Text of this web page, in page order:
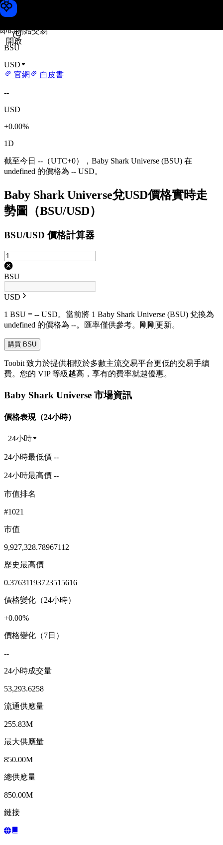
即時開始交易
開啟
Baby Shark Universe 價格
BSU
USD
官網
白皮書
--
USD
+0.00%
1D
截至今日 --（UTC+0），Baby Shark Universe (BSU) 在
undefined 的價格為 -- USD。
Baby Shark Universe兌USD價格實時走
勢圖（BSU/USD）
BSU/USD 價格計算器
BSU
USD
1 BSU = -- USD。當前將 1 Baby Shark Universe (BSU) 兌換為
undefined 的價格為 --。匯率僅供參考。剛剛更新。
購買 BSU
Toobit 致力於提供相較於多數主流交易平台更低的交易手續
費。您的 VIP 等級越高，享有的費率就越優惠。
Baby Shark Universe 市場資訊
價格表現（24小時）
24小時
24小時最低價 --
24小時最高價 --
市值排名
#1021
市值
9,927,328.78967112
歷史最高價
0.37631193723515616
價格變化（24小時）
+0.00%
價格變化（7日）
--
24小時成交量
53,293.6258
流通供應量
255.83M
最大供應量
850.00M
總供應量
850.00M
鏈接